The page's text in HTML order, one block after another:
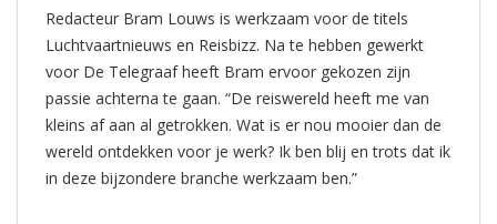
Redacteur Bram Louws is werkzaam voor de titels
Luchtvaartnieuws en Reisbizz. Na te hebben gewerkt
voor De Telegraaf heeft Bram ervoor gekozen zijn
passie achterna te gaan. “De reiswereld heeft me van
kleins af aan al getrokken. Wat is er nou mooier dan de
wereld ontdekken voor je werk? Ik ben blij en trots dat ik
in deze bijzondere branche werkzaam ben.”